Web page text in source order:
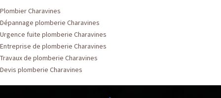
Plombier Charavines
Dépannage plomberie Charavines
Urgence fuite plomberie Charavines
Entreprise de plomberie Charavines
Travaux de plomberie Charavines
Devis plomberie Charavines